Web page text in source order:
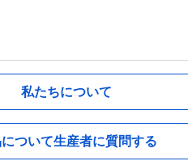
私たちについて
ついて生産者に質問する